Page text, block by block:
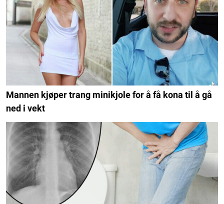
Mannen kjøper trang minikjole for å få kona til å gå
ned i vekt